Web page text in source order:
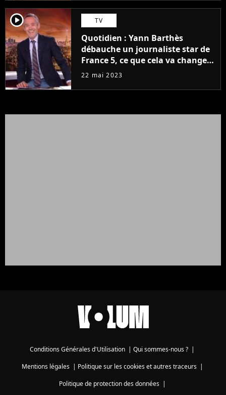
player2 TV
Quotidien : Yann Barthès
débauche un journaliste star de
France 5, ce que cela va changer
à la rentrée
22 mai 2023
Conditions Générales d'Utilisation | Qui sommes-nous ? |
Mentions légales| Politique sur les cookies et autres traceurs|
Politique de protection des données|